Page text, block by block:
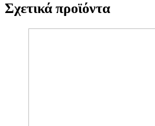
Σχετικά προϊόντα